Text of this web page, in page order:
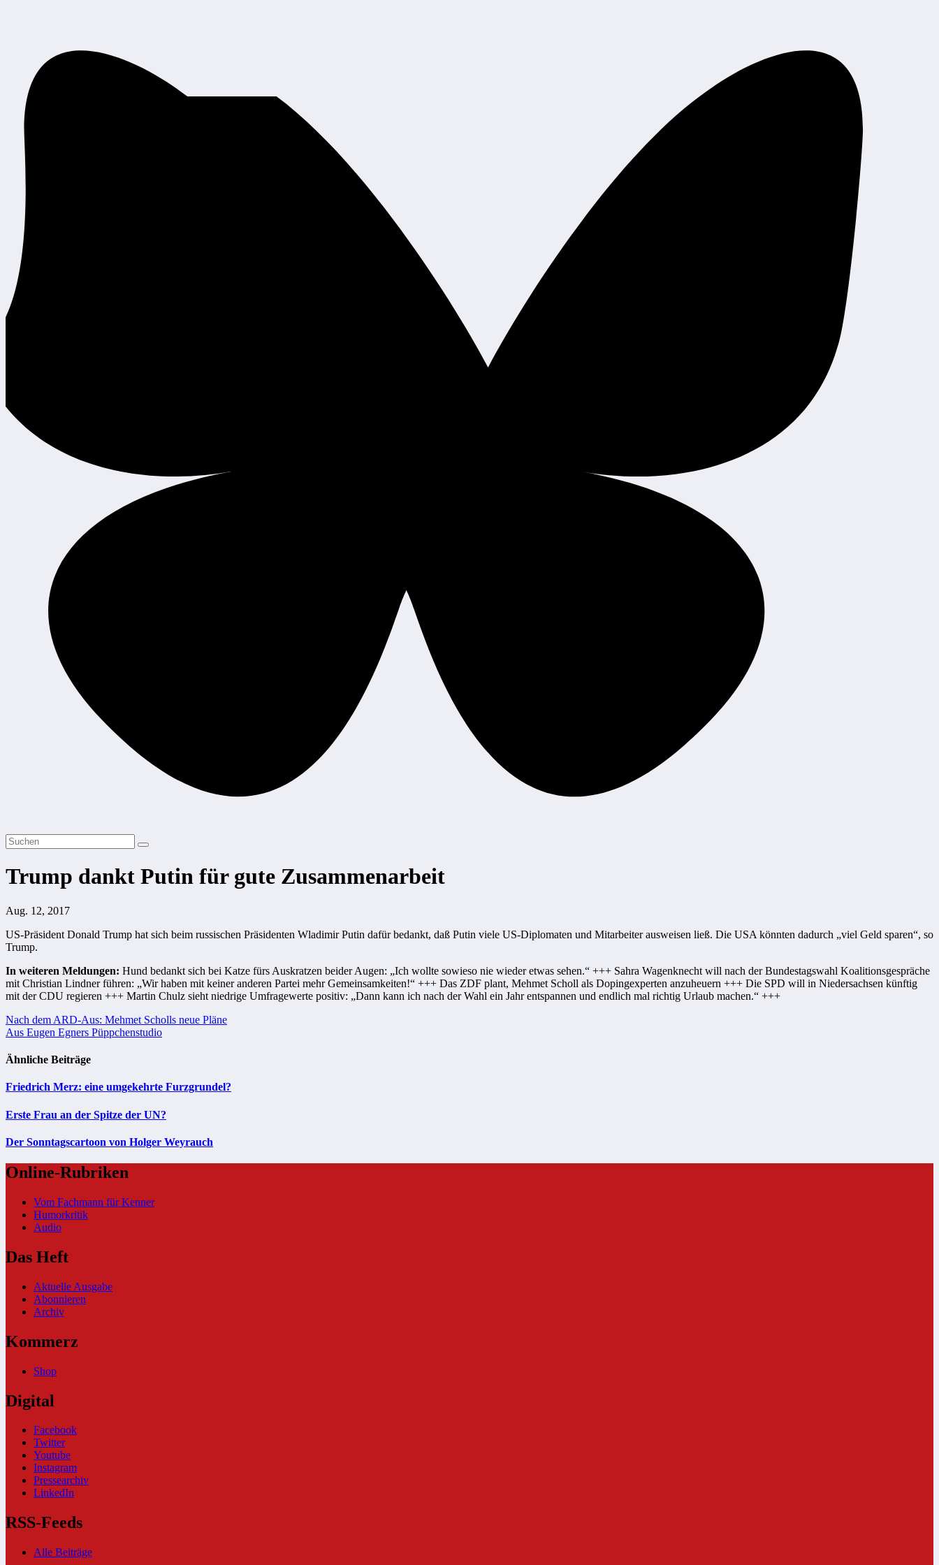
Trump dankt Putin für gute Zusammenarbeit
Aug. 12, 2017
US-Präsident Donald Trump hat sich beim russischen Präsidenten Wladimir Putin dafür bedankt, daß Putin viele US-Diplomaten und Mitarbeiter ausweisen ließ. Die USA könnten dadurch „viel Geld sparen“, so
Trump.
In weiteren Meldungen: Hund bedankt sich bei Katze fürs Auskratzen beider Augen: „Ich wollte sowieso nie wieder etwas sehen.“ +++ Sahra Wagenknecht will nach der Bundestagswahl Koalitionsgespräche
mit Christian Lindner führen: „Wir haben mit keiner anderen Partei mehr Gemeinsamkeiten!“ +++ Das ZDF plant, Mehmet Scholl als Dopingexperten anzuheuern +++ Die SPD will in Niedersachsen künftig
mit der CDU regieren +++ Martin Chulz sieht niedrige Umfragewerte positiv: „Dann kann ich nach der Wahl ein Jahr entspannen und endlich mal richtig Urlaub machen.“ +++
Beitragsnavigation
Nach dem ARD-Aus: Mehmet Scholls neue Pläne
Aus Eugen Egners Püppchenstudio
Ähnliche Beiträge
Friedrich Merz: eine umgekehrte Furzgrundel?
Erste Frau an der Spitze der UN?
Der Sonntagscartoon von Holger Weyrauch
Online-Rubriken
Vom Fachmann für Kenner
Humorkritik
Audio
Das Heft
Aktuelle Ausgabe
Abonnieren
Archiv
Kommerz
Shop
Digital
Facebook
Twitter
Youtube
Instagram
Pressearchiv
LinkedIn
RSS-Feeds
Alle Beiträge